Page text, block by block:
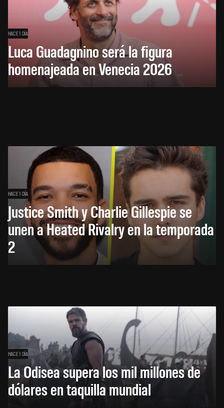
HACE 1 DÍA
Luca Guadagnino será la figura
homenajeada en Venecia 2026
HACE 1 DÍA
Justice Smith y Charlie Gillespie se
unen a Heated Rivalry en la temporada
2
HACE 1 DÍA
La Odisea supera los mil millones de
dólares en taquilla mundial